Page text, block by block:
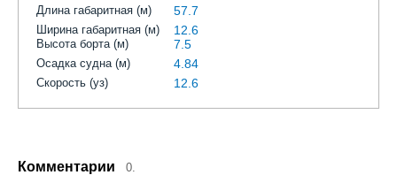
Длина габаритная (м) 57.7
Ширина габаритная (м) 12.6
Высота борта (м) 7.5
Осадка судна (м) 4.84
Скорость (уз) 12.6
Комментарии 0.